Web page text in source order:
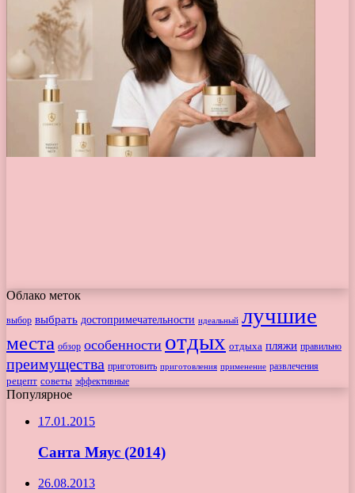
Облако меток
выбор выбрать достопримечательности идеальный лучшие
места обзор особенности отдых отдыха пляжи правильно
преимущества приготовить приготовления применение развлечения
рецепт советы эффективные
Популярное
17.01.2015
Санта Мяус (2014)
26.08.2013